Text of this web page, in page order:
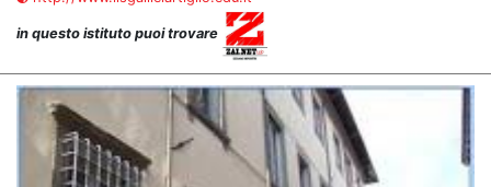
in questo istituto puoi trovare